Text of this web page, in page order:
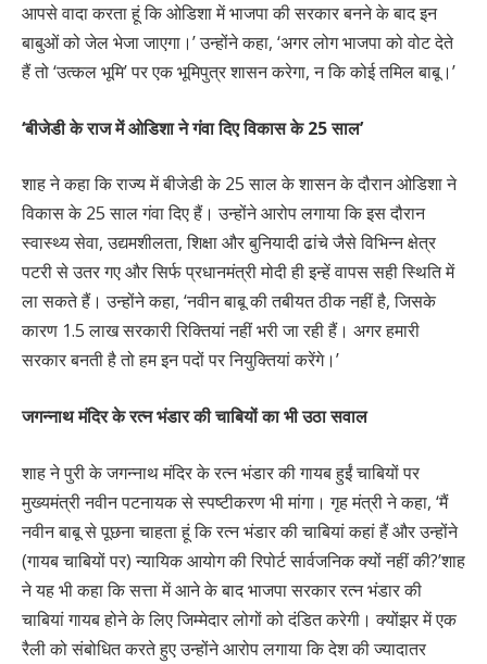
आपसे वादा करता हूं कि ओडिशा में भाजपा की सरकार बनने के बाद इन
बाबुओं को जेल भेजा जाएगा।’ उन्होंने कहा, ‘अगर लोग भाजपा को वोट देते
हैं तो ‘उत्कल भूमि’ पर एक भूमिपुत्र शासन करेगा, न कि कोई तमिल बाबू।’
‘बीजेडी के राज में ओडिशा ने गंवा दिए विकास के 25 साल’
शाह ने कहा कि राज्य में बीजेडी के 25 साल के शासन के दौरान ओडिशा ने
विकास के 25 साल गंवा दिए हैं। उन्होंने आरोप लगाया कि इस दौरान
स्वास्थ्य सेवा, उद्यमशीलता, शिक्षा और बुनियादी ढांचे जैसे विभिन्न क्षेत्र
पटरी से उतर गए और सिर्फ प्रधानमंत्री मोदी ही इन्हें वापस सही स्थिति में
ला सकते हैं। उन्होंने कहा, ‘नवीन बाबू की तबीयत ठीक नहीं है, जिसके
कारण 1.5 लाख सरकारी रिक्तियां नहीं भरी जा रही हैं। अगर हमारी
सरकार बनती है तो हम इन पदों पर नियुक्तियां करेंगे।’
जगन्नाथ मंदिर के रत्न भंडार की चाबियों का भी उठा सवाल
शाह ने पुरी के जगन्नाथ मंदिर के रत्न भंडार की गायब हुईं चाबियों पर
मुख्यमंत्री नवीन पटनायक से स्पष्टीकरण भी मांगा। गृह मंत्री ने कहा, ‘मैं
नवीन बाबू से पूछना चाहता हूं कि रत्न भंडार की चाबियां कहां हैं और उन्होंने
(गायब चाबियों पर) न्यायिक आयोग की रिपोर्ट सार्वजनिक क्यों नहीं की?’शाह
ने यह भी कहा कि सत्ता में आने के बाद भाजपा सरकार रत्न भंडार की
चाबियां गायब होने के लिए जिम्मेदार लोगों को दंडित करेगी। क्योंझर में एक
रैली को संबोधित करते हुए उन्होंने आरोप लगाया कि देश की ज्यादातर